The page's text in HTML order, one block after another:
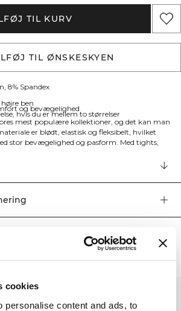
cookies
personalise content and ads, to
TIL KURV
TIL ØNSKESKYEN
8% Spandex
ben
og bevægelighed
hvis du er mellem to størrelser
mest populære kollektioner, og det kan man
er blødt, elastisk og fleksibelt, hvilket
stor bevægelighed og pasform. Med tights,
til de fleste typer af træning. Define
de matchende produkter i kollektionen, vævede
designet. ICIW-logo på venstre hofte og diskret
og på højre ben. Tightsene kan være lidt store i